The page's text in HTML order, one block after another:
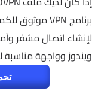
لإنشاء اتصال مشفر
ويندوز وواجهة مناسبة